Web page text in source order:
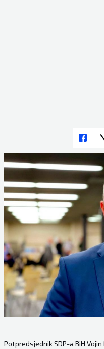
Potpredsjednik SDP-a BiH